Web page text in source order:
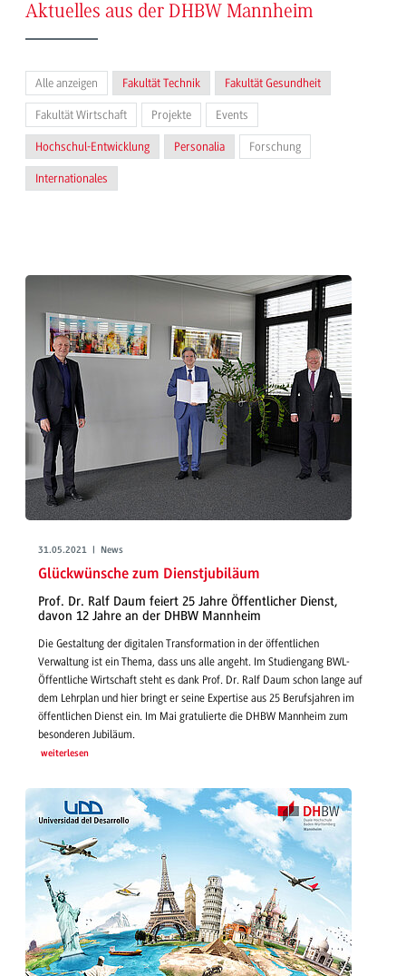
Aktuelles aus der DHBW Mannheim
Alle anzeigen Fakultät Technik Fakultät Gesundheit
Fakultät Wirtschaft Projekte Events
Hochschul-Entwicklung Personalia Forschung
Internationales
31.05.2021 | News
Glückwünsche zum Dienstjubiläum
Prof. Dr. Ralf Daum feiert 25 Jahre Öffentlicher Dienst,
davon 12 Jahre an der DHBW Mannheim
Die Gestaltung der digitalen Transformation in der öffentlichen
Verwaltung ist ein Thema, dass uns alle angeht. Im Studiengang BWL-
Öffentliche Wirtschaft steht es dank Prof. Dr. Ralf Daum schon lange auf
dem Lehrplan und hier bringt er seine Expertise aus 25 Berufsjahren im
öffentlichen Dienst ein. Im Mai gratulierte die DHBW Mannheim zum
besonderen Jubiläum.
weiterlesen